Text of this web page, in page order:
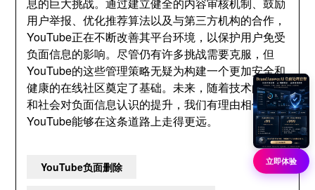
用户举报、优化推荐算法以及与第三方机构的合作，
YouTube正在不断改善其平台环境，以保护用户免受
负面信息的影响。尽管仍有许多挑战需要克服，但
YouTube的这些管理策略无疑为构建一个更加安全和
健康的在线社区奠定了基础。未来，随着技术的进步
和社会对负面信息认识的提升，我们有理由相信
YouTube能够在这条道路上走得更远。
YouTube负面删除 立即体验